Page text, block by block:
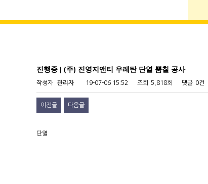
진행중 | (주) 진영지앤티 우레탄 단열 뿜칠 공사
작성자 관리자 19-07-06 15:52 조회 5,818회 댓글 0건
이전글 다음글
단열